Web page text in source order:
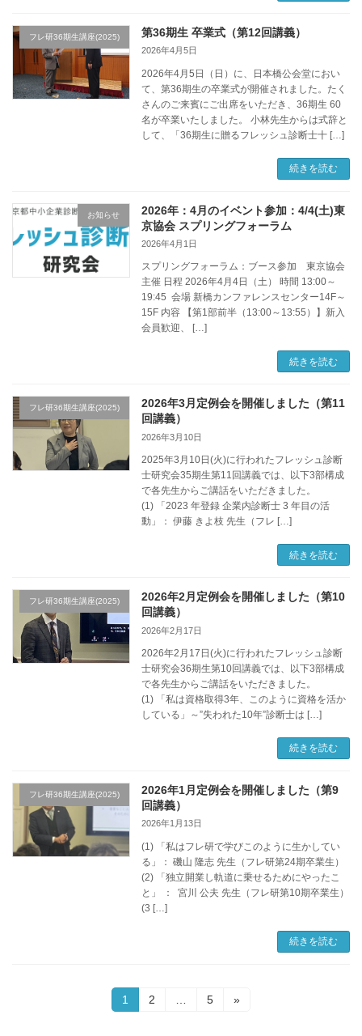
フレ研36期生講座(2025) 第36期生 卒業式（第12回講義）
2026年4月5日
2026年4月5日（日）に、日本橋公会堂におい
て、第36期生の卒業式が開催されました。たく
さんのご来賓にご出席をいただき、36期生 60
名が卒業いたしました。 小林先生からは式辞と
して、「36期生に贈るフレッシュ診断士十 […]
続きを読む
お知らせ
2026年：4月のイベント参加：4/4(土)東
京協会 スプリングフォーラム
2026年4月1日
スプリングフォーラム：ブース参加 東京協会
主催 日程 2026年4月4日（土） 時間 13:00～
19:45 会場 新橋カンファレンスセンター14F～
15F 内容 【第1部前半（13:00～13:55）】新入
会員歓迎、 […]
続きを読む
フレ研36期生講座(2025)
2026年3月定例会を開催しました（第11
回講義）
2026年3月10日
2025年3月10日(火)に行われたフレッシュ診断
士研究会35期生第11回講義では、以下3部構成
で各先生からご講話をいただきました。
(1) 「2023 年登録 企業内診断士 3 年目の活
動」： 伊藤 きよ枝 先生（フレ […]
続きを読む
フレ研36期生講座(2025)
2026年2月定例会を開催しました（第10
回講義）
2026年2月17日
2026年2月17日(火)に行われたフレッシュ診断
士研究会36期生第10回講義では、以下3部構成
で各先生からご講話をいただきました。
(1) 「私は資格取得3年、このように資格を活か
している」～”失われた10年”診断士は […]
続きを読む
フレ研36期生講座(2025)
2026年1月定例会を開催しました（第9
回講義）
2026年1月13日
(1) 「私はフレ研で学びこのように生かしてい
る」： 磯山 隆志 先生（フレ研第24期卒業生）
(2) 「独立開業し軌道に乗せるためにやったこ
と」 ： 宮川 公夫 先生（フレ研第10期卒業生）
(3 […]
続きを読む
固
定
1
固
2
固
5 »